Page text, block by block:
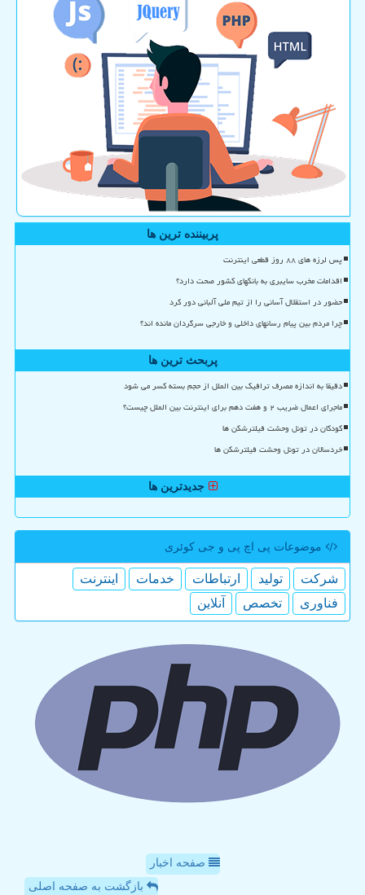
پربیننده ترین ها
پس لرزه های ۸۸ روز قطعی اینترنت
اقدامات مخرب سایبری به بانکهای کشور صحت دارد؟
حضور در استقلال آسانی را از تیم ملی آلبانی دور کرد
چرا مردم بین پیام رسانهای داخلی و خارجی سرگردان مانده اند؟
پربحث ترین ها
دقیقا به اندازه مصرف ترافیک بین الملل از حجم بسته کسر می شود
ماجرای اعمال ضریب ۲ و هفت دهم برای اینترنت بین الملل چیست؟
کودکان در تونل وحشت فیلترشکن ها
خردسالان در تونل وحشت فیلترشکن ها
جدیدترین ها
موضوعات پی اچ پی و جی كوئری
شركت تولید ارتباطات خدمات
اینترنت
فناوری
تخصص آنلاین
صفحه اخبار
بازگشت به صفحه اصلی